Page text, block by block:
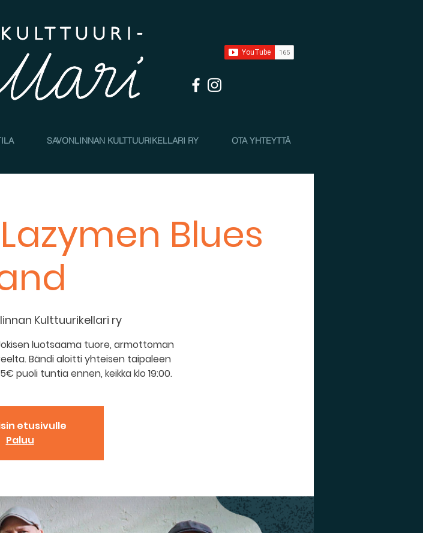
SAVONLINNAN KULTTUURIKELLARI RY OTA YHTEYTTÄ
Blues
Kulttuurikellari ry
luotsaama tuore, armottoman
Bändi aloitti yhteisen taipaleen
puoli tuntia ennen, keikka klo 19:00.
etusivulle
Paluu